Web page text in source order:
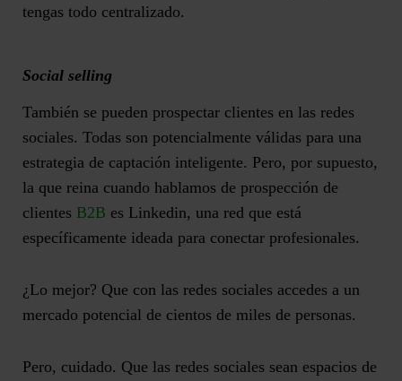
tengas todo centralizado.
Social selling
También se pueden prospectar clientes en las redes
sociales. Todas son potencialmente válidas para una
estrategia de captación inteligente. Pero, por supuesto,
la que reina cuando hablamos de prospección de
clientes B2B es Linkedin, una red que está
específicamente ideada para conectar profesionales.
¿Lo mejor? Que con las redes sociales accedes a un
mercado potencial de cientos de miles de personas.
Pero, cuidado. Que las redes sociales sean espacios de